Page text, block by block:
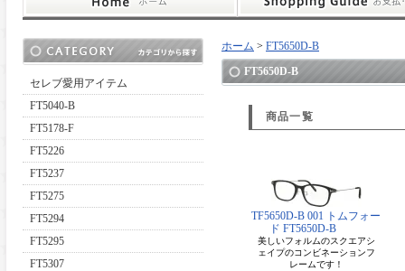
セレブ愛用アイテム
FT5040-B
FT5178-F
FT5226
FT5237
FT5275
FT5294
FT5295
FT5307
ホーム > FT5650D-B
FT5650D-B
商品一覧
TF5650D-B 001 トムフォー
ド FT5650D-B
美しいフォルムのスクエアシ
ェイプのコンビネーションフ
レームです！